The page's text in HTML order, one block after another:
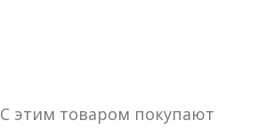
С этим товаром покупают